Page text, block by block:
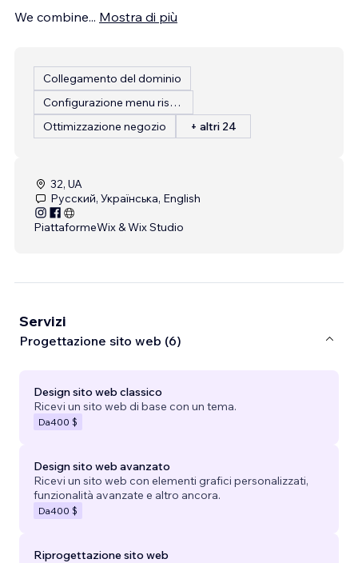
We combine... Mostra di più
Collegamento del dominio
Configurazione menu ristorante
Ottimizzazione negozio
+ altri 24
32, UA
Русский, Українська, English
PiattaformeWix & Wix Studio
Servizi
Progettazione sito web (6)
Design sito web classico
Ricevi un sito web di base con un tema.
Da400 $
Design sito web avanzato
Ricevi un sito web con elementi grafici personalizzati,
funzionalità avanzate e altro ancora.
Da400 $
Riprogettazione sito web